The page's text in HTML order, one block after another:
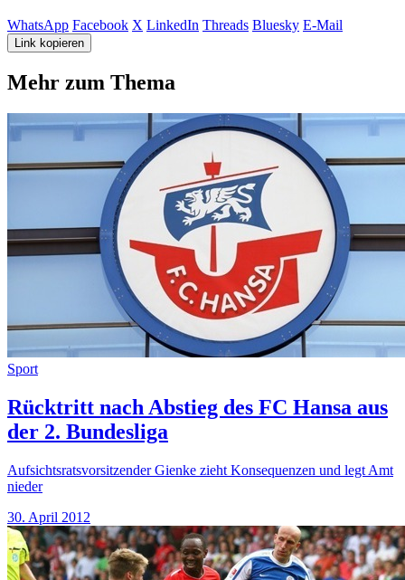
WhatsApp Facebook X LinkedIn Threads Bluesky E-Mail
Link kopieren
Mehr zum Thema
Sport
Rücktritt nach Abstieg des FC Hansa aus
der 2. Bundesliga
Aufsichtsratsvorsitzender Gienke zieht Konsequenzen und legt Amt
nieder
30. April 2012